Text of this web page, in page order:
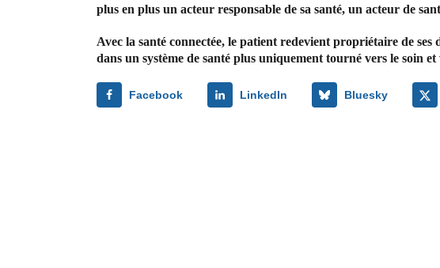
plus en plus un acteur responsable de sa santé, un acteur de
Avec la santé connectée, le patient redevient propriétaire de
dans un système de santé plus uniquement tourné vers le soin et
Facebook LinkedIn Bluesky